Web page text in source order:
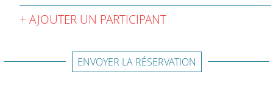
AJOUTER UN PARTICIPANT
ENVOYER LA RÉSERVATION